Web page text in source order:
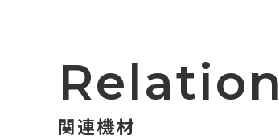
Relation
関連機材